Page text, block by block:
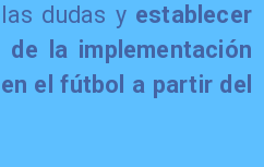
dudas y establecer
la implementación
el fútbol a partir del